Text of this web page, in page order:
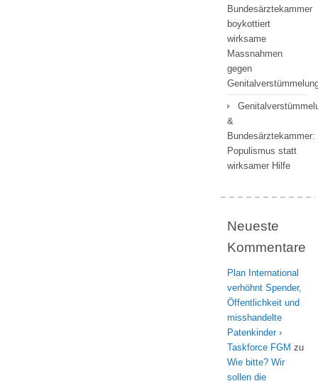
Bundesärztekammer
boykottiert
wirksame
Massnahmen
gegen
&
Bundesärztekammer:
Populismus statt
wirksamer Hilfe
Neueste
Kommentare
Plan International
verhöhnt Spender,
Öffentlichkeit und
misshandelte
Patenkinder ›
Taskforce FGM zu
Wie bitte? Wir
sollen die